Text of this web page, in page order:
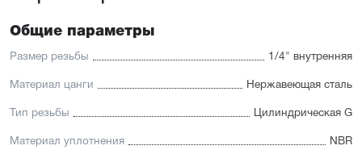
Общие параметры
Размер резьбы 1/4" внутренняя
Материал цанги Нержавеющая сталь
Тип резьбы Цилиндрическая G
Материал уплотнения NBR